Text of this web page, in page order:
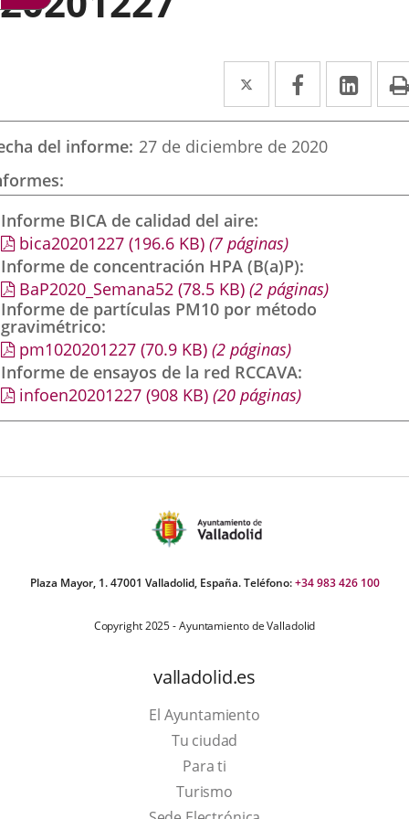
Twitter
Enlace
a
una
externa.
Facebook
Enlace
a
una
externa.
a
del informe 27 de diciembre de 2020
Informe BICA de calidad del aire
bica20201227 (196.6 KB) (7 páginas)
Informe de concentración HPA (B(a)P)
BaP2020_Semana52 (78.5 KB) (2 páginas)
Informe de partículas PM10 por método
gravimétrico
pm1020201227 (70.9 KB) (2 páginas)
Informe de ensayos de la red RCCAVA
infoen20201227 (908 KB) (20 páginas)
Plaza Mayor, 1. 47001 Valladolid, España. Teléfono:+34 983 426 100
Copyright 2025 - Ayuntamiento de Valladolid
valladolid.es
El Ayuntamiento
Tu ciudad
Para ti
TurismoThis